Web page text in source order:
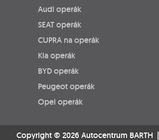
Audi operák
SEAT operák
CUPRA na operák
Kia operák
BYD operák
Peugeot operák
Opel operák
Copyright © 2026 Autocentrum BARTH |